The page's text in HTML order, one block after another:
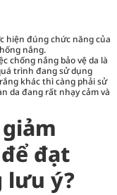
hiện đúng chức năng của
nắng.
chống nắng bảo vệ da là
trình đang sử dụng
khác thì càng phải sử
da đang rất nhạy cảm và
đạt
lưu ý?